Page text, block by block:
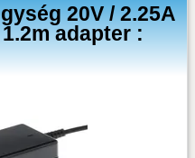
20V / 2.25A
adapter :